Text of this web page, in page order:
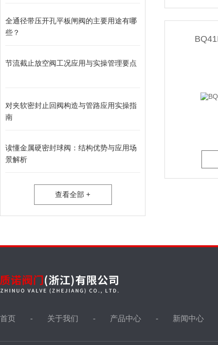
不锈钢阀门
疏水阀
排气阀,排泥阀
仪表针型阀
波纹管阀门
全通径带压开孔平板闸阀的主要用途有哪
些？
节流截止放空阀工况应用与实操管理要点
对夹软密封止回阀构造与管路应用实操指
南
读懂金属硬密封球阀：结构优势与应用场
景解析
查看全部 +
首页 关于我们 产品中心 新闻中心